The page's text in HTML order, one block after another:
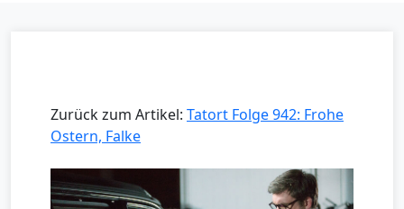
Zurück zum Artikel: Tatort Folge 942: Frohe
Ostern, Falke